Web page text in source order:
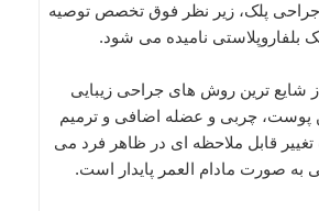
جراحی پلک، زیر نظر فوق تخصص توصیه
نامیده می شود.
شایع ترین روش های جراحی زیبایی
پوست، چربی و عضله اضافی و ترمیم
قابل ملاحظه ای در ظاهر فرد می
به صورت مادام العمر پایدار است.